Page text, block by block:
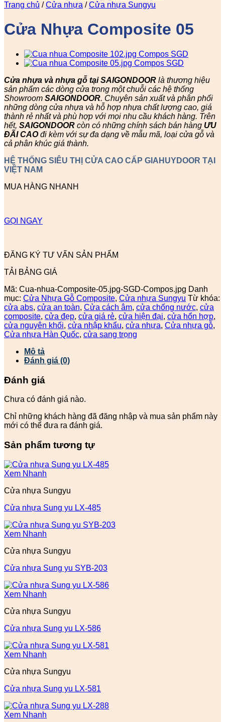
Trang chủ / Cửa nhựa / Cửa nhựa Sungyu
Cửa Nhựa Composite 05
Cửa nhựa và nhựa gỗ tại SAIGONDOOR là thương hiệu
sản phẩm các dòng cửa trong một chuỗi các hệ thống
Showroom SAIGONDOOR. Chuyên sản xuất và phân phối
những dòng cửa nhựa và hỗ hợp nhựa chất lượng cao, giá
thành rẻ nhất và phù hợp với mọi nhu cầu khách hàng. Trên
hết, SAIGONDOOR còn có những chính sách bán hàng ƯU
ĐÃI CAOđi kèm với sự đa dạng về mẫu mã, loại cửa gỗ và
cả phân khúc giá thành.
HỆ THỐNG SIÊU THỊ CỬA CAO CẤP GIAHUYDOOR TẠI
VIỆT NAM
MUA HÀNG NHANH
GỌI NGAY
ĐĂNG KÝ TƯ VẤN SẢN PHẨM
TẢI BẢNG GIÁ
Mã: Cua-nhua-Composite-05.jpg-SGD-Compos.jpg Danh
mục: Cửa Nhựa Gỗ Composite, Cửa nhựa Sungyu Từ khóa:
cửa abs, cửa an toàn, Cửa cách âm, cửa chống nước, cửa
composite, cửa đẹp, cửa giá rẻ, cửa hiện đại, cửa hổn hợp,
cửa nguyên khối, cửa nhập khẩu, cửa nhựa, Cửa nhựa gỗ,
Cửa nhựa Hàn Quốc, cửa sang trọng
Mô tả
Đánh giá (0)
Đánh giá
Chưa có đánh giá nào.
Chỉ những khách hàng đã đăng nhập và mua sản phẩm này
mới có thể đưa ra đánh giá.
Sản phẩm tương tự
Xem Nhanh
Cửa nhựa Sungyu
Cửa nhựa Sung yu LX-485
Xem Nhanh
Cửa nhựa Sungyu
Cửa nhựa Sung yu SYB-203
Xem Nhanh
Cửa nhựa Sungyu
Cửa nhựa Sung yu LX-586
Xem Nhanh
Cửa nhựa Sungyu
Cửa nhựa Sung yu LX-581
Xem Nhanh